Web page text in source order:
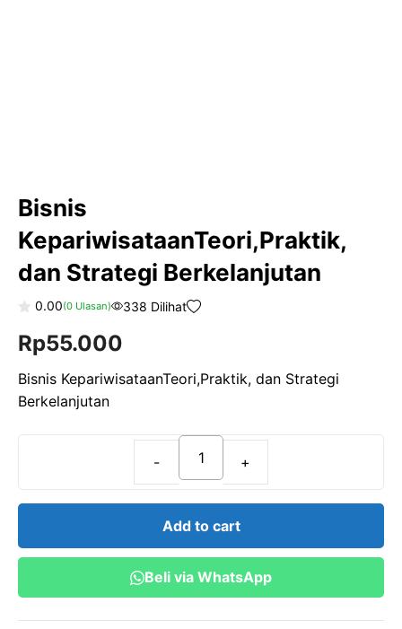
Bisnis
KepariwisataanTeori,Praktik,
dan Strategi Berkelanjutan
o
u
o
f
5
0.00(0Ulasan) 338 Dilihat
Rp55.000
Bisnis KepariwisataanTeori,Praktik, dan Strategi
Berkelanjutan
KepariwisataanTeori,Praktik,
Berkelanjutan
quantity
Add to cart
Beli via WhatsApp